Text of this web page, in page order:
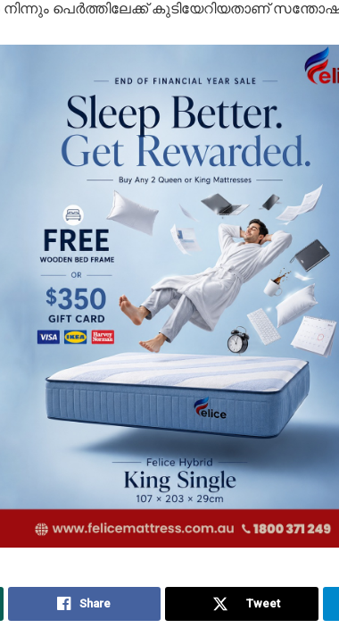
പെർത്തിലേക്ക് കുടിയേറിയതാണ്
Share Tweet